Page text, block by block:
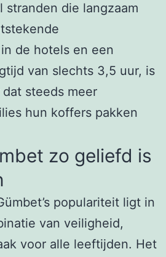
stranden die langzaam
de hotels en een
van slechts 3,5 uur, is
steeds meer
hun koffers pakken
zo geliefd is
populariteit ligt in
van veiligheid,
voor alle leeftijden. Het